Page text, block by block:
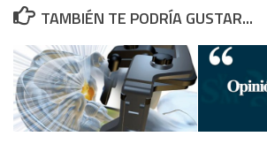
TAMBIÉN TE PODRÍA GUSTAR...